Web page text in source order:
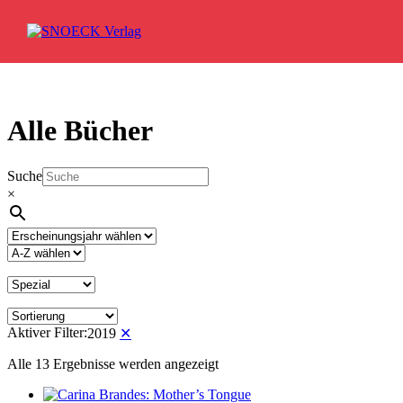
Alle Bücher
Suche
×
Aktiver Filter:2019 ✕
Alle 13 Ergebnisse werden angezeigt